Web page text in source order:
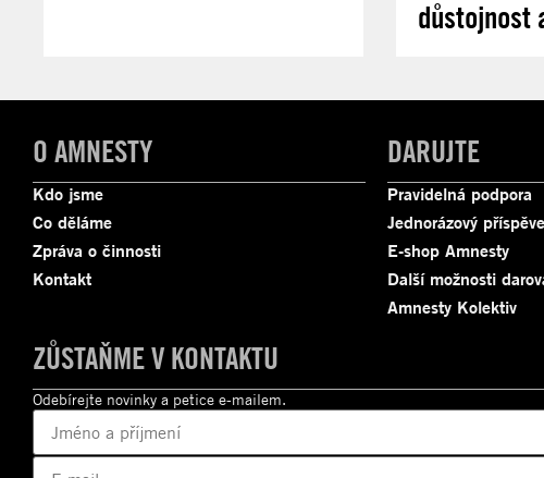
důstojnost
O AMNESTY
Kdo jsme
Co děláme
Zpráva o činnosti
Kontakt
DARUJTE
Pravidelná podpora
Jednorázový
E-shop Amnesty
Další možnosti
Amnesty Kolektiv
ZŮSTAŇME V KONTAKTU
Odebírejte novinky a petice e-mailem.